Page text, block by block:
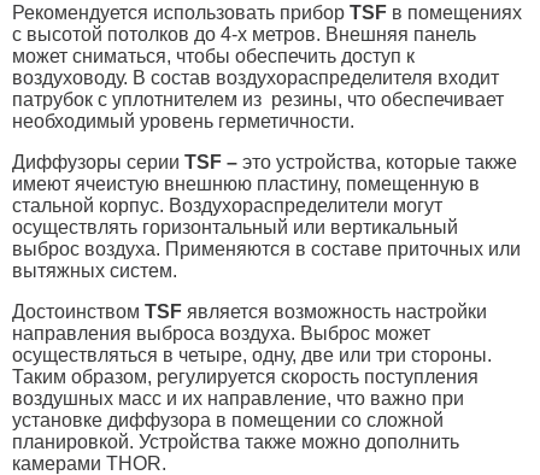
Рекомендуется использовать прибор TSF в помещениях
с высотой потолков до 4-х метров. Внешняя панель
может сниматься, чтобы обеспечить доступ к
воздуховоду. В состав воздухораспределителя входит
патрубок с уплотнителем из резины, что обеспечивает
необходимый уровень герметичности.
Диффузоры серии TSF – это устройства, которые также
имеют ячеистую внешнюю пластину, помещенную в
стальной корпус. Воздухораспределители могут
осуществлять горизонтальный или вертикальный
выброс воздуха. Применяются в составе приточных или
вытяжных систем.
Достоинством TSF является возможность настройки
направления выброса воздуха. Выброс может
осуществляться в четыре, одну, две или три стороны.
Таким образом, регулируется скорость поступления
воздушных масс и их направление, что важно при
установке диффузора в помещении со сложной
планировкой. Устройства также можно дополнить
камерами THOR.